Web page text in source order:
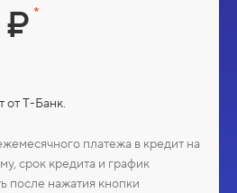
*
от Т-Банк.
платежа в кредит на
срок кредита и график
после нажатия кнопки